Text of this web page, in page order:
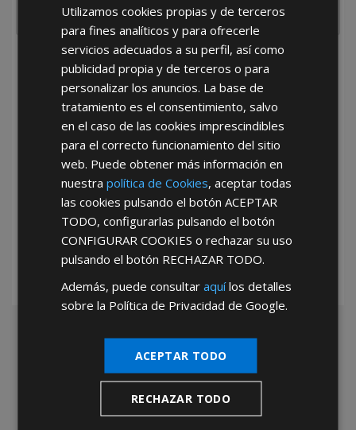
He leído y acepto la Política de Privacidad
*Abstenerse particulares, sólo venta a tiendas y empresas minoristas y
Utilizamos cookies propias y de terceros
para fines analíticos y para ofrecerle
servicios adecuados a su perfil, así como
publicidad propia y de terceros o para
personalizar los anuncios. La base de
tratamiento es el consentimiento, salvo
en el caso de las cookies imprescindibles
para el correcto funcionamiento del sitio
web. Puede obtener más información en
nuestrapolítica de Cookies, aceptar todas
las cookies pulsando el botónACEPTAR
TODO, configurarlas pulsando el botón
CONFIGURAR COOKIES o rechazar su uso
pulsando el botón RECHAZAR TODO.
Además, puede consultaraquílos detalles
sobre la Política de Privacidad de Google.
ACEPTAR TODO
RECHAZAR TODO